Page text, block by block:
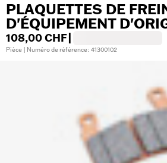
PLAQUETTES DE
D'ÉQUIPEMENT
108,00 CHF
Pièce | Numéro de référence : 41300102